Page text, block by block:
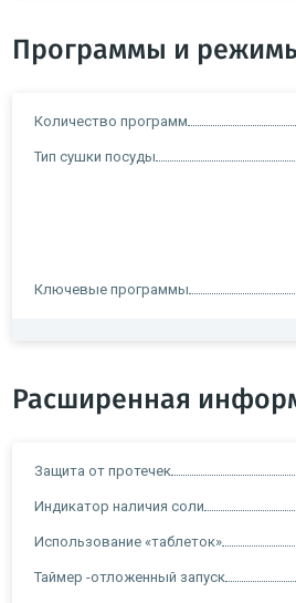
Программы и
Количество программ
Тип сушки посуды
Ключевые программы
Расширенная
Защита от протечек
Индикатор наличия соли
Использование «таблеток»
Таймер -отложенный запуск